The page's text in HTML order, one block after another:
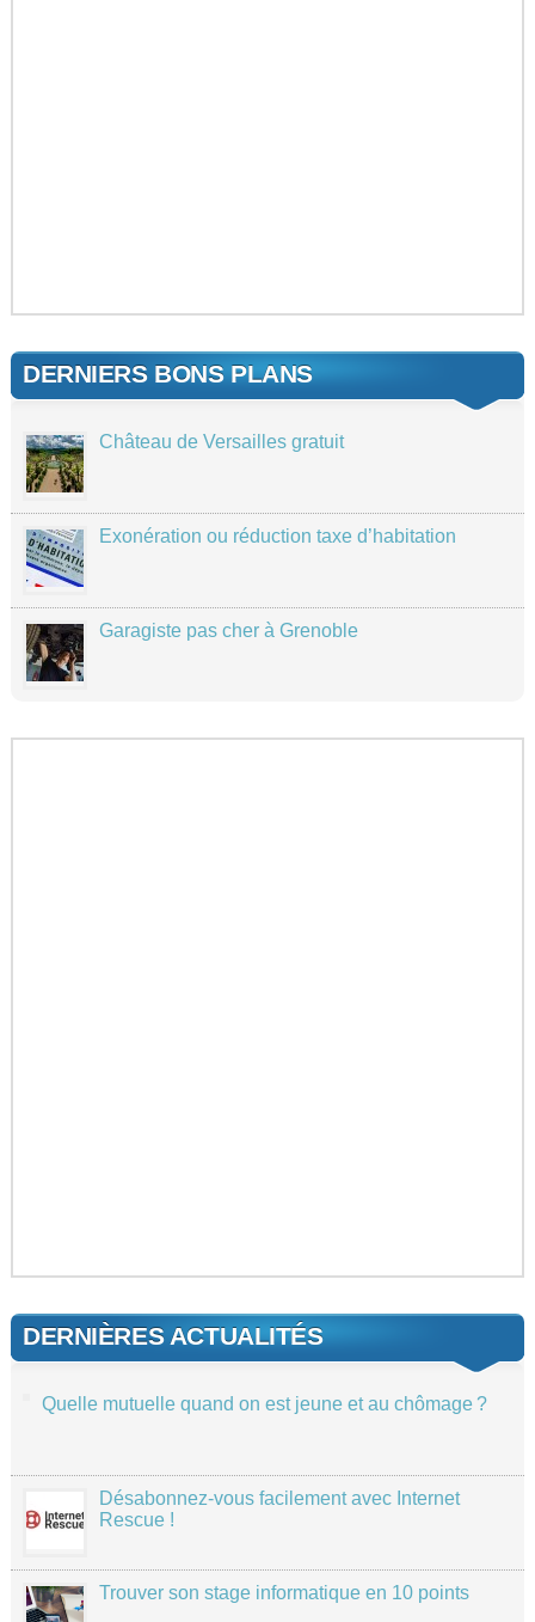
DERNIERS BONS PLANS
Château de Versailles gratuit
Exonération ou réduction taxe d’habitation
Garagiste pas cher à Grenoble
DERNIÈRES ACTUALITÉS
Quelle mutuelle quand on est jeune et au chômage ?
Désabonnez-vous facilement avec Internet
Rescue !
Trouver son stage informatique en 10 points